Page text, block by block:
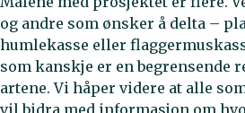
og andre som ønsker å delta –
humlekasse eller
som kanskje er en begrensende
artene. Vi håper videre at alle
vil bidra med informasjon om